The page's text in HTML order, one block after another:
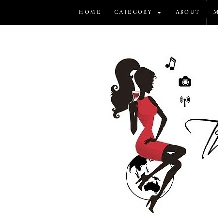
HOME CATEGORY ABOUT